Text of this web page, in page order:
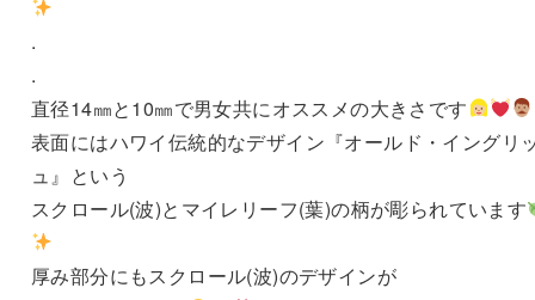
.
.
直径14㎜と10㎜で男女共にオススメの大きさです
表面にはハワイ伝統的なデザイン『オールド・イングリ
ュ』という
スクロール(波)とマイレリーフ(葉)の柄が彫られています
厚み部分にもスクロール(波)のデザインが